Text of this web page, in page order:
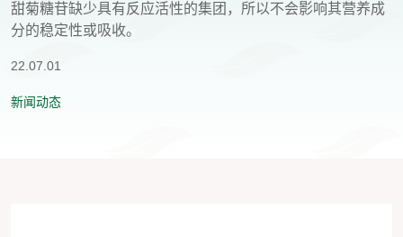
甜菊糖苷缺少具有反应活性的集团，所以不会影响其营养成
分的稳定性或吸收。
22.07.01
新闻动态